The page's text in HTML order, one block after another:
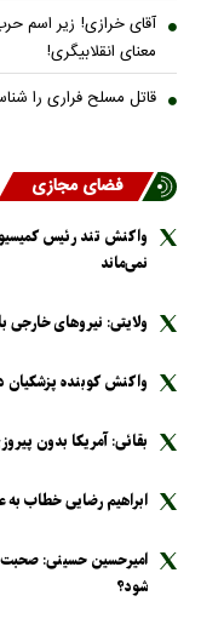
آقای خرازی! زیر اسم
معنای انقلابیگری!
قاتل مسلح فراری را
فضای مجازی
واکنش تند رئیس
نمی‌ماند
ولایتی: نیرو‌های خارجی
واکنش کوبنده پزشکیان
بقائی: آمریکا بدون
ابراهیم رضایی خطاب به
امیرحسین حسینی: صحبت
شود؟